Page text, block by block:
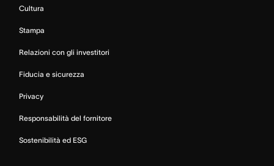
Cultura
Stampa
Relazioni con gli investitori
Fiducia e sicurezza
Privacy
Responsabilità del fornitore
Sostenibilità ed ESG